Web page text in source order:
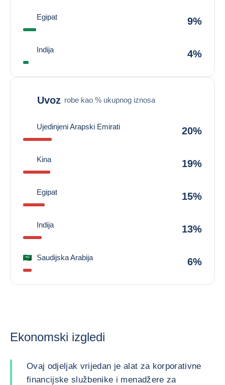
Egipat 9%
Indija 4%
Uvoz robe kao % ukupnog iznosa
Ujedinjeni Arapski Emirati 20%
Kina 19%
Egipat 15%
Indija 13%
Saudijska Arabija 6%
Ekonomski izgledi
Ovaj odjeljak vrijedan je alat za korporativne
financijske službenike i menadžere za